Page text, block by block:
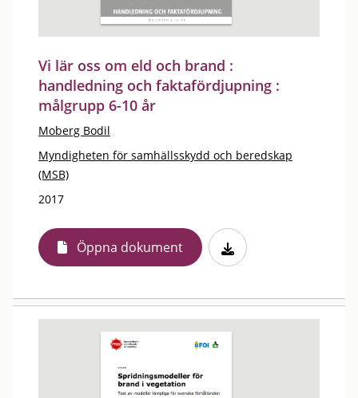
Vi lär oss om eld och brand :
handledning och faktafördjupning :
målgrupp 6-10 år
Moberg Bodil
Myndigheten för samhällsskydd och beredskap
(MSB)
2017
Öppna dokument